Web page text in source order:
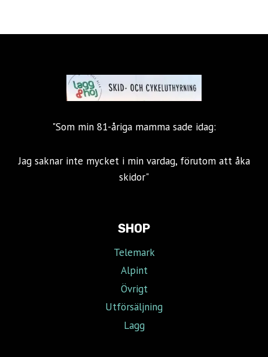
"Som min 81-åriga mamma sade idag:
Jag saknar inte mycket i min vardag, förutom att åka
skidor"
SHOP
Telemark
Alpint
Övrigt
Utförsäljning
Lagg